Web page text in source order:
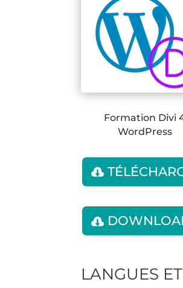
Formation Divi
WordPress
LANGUES